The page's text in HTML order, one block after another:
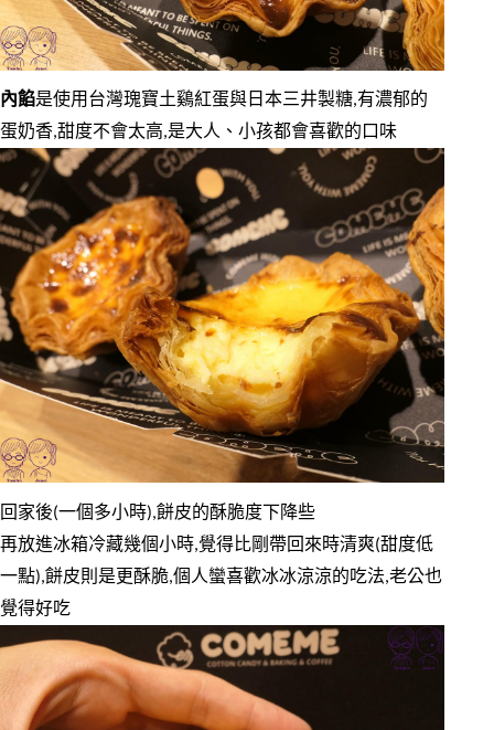
內餡是使用台灣瑰寶土鷄紅蛋與日本三井製糖,有濃郁的
蛋奶香,甜度不會太高,是大人、小孩都會喜歡的口味
回家後(一個多小時),餅皮的酥脆度下降些
再放進冰箱冷藏幾個小時,覺得比剛帶回來時清爽(甜度低
一點),餅皮則是更酥脆,個人蠻喜歡冰冰涼涼的吃法,老公也
覺得好吃